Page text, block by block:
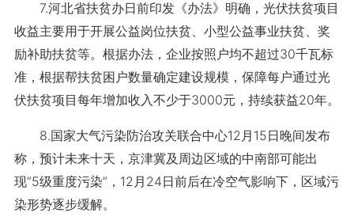
7.河北省扶贫办日前印发《办法》明确，光伏扶贫项目
收益主要用于开展公益岗位扶贫、小型公益事业扶贫、奖
励补助扶贫等。根据办法，企业按照户均不超过30千瓦标
准，根据帮扶贫困户数量确定建设规模，保障每户通过光
伏扶贫项目每年增加收入不少于3000元，持续获益20年。
8.国家大气污染防治攻关联合中心12月15日晚间发布
称，预计未来十天，京津冀及周边区域的中南部可能出
现“5级重度污染”，12月24日前后在冷空气影响下，区域污
染形势逐步缓解。